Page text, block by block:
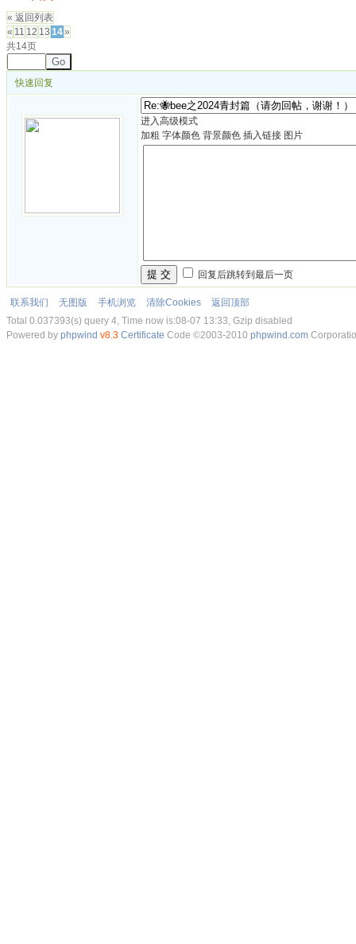
« 返回列表
« 11 12 13 14»
共14页
Go
快速回复
进入高级模式
加粗 字体颜色 背景颜色 插入链接 图片
提 交 回复后跳转到最后一页
联系我们 无图版 手机浏览 清除Cookies
返回顶部
Total 0.037393(s) query 4, Time now is:08-07 13:33, Gzip disabled
Powered by phpwind v8.3 Certificate Code ©2003-2010 phpwind.com